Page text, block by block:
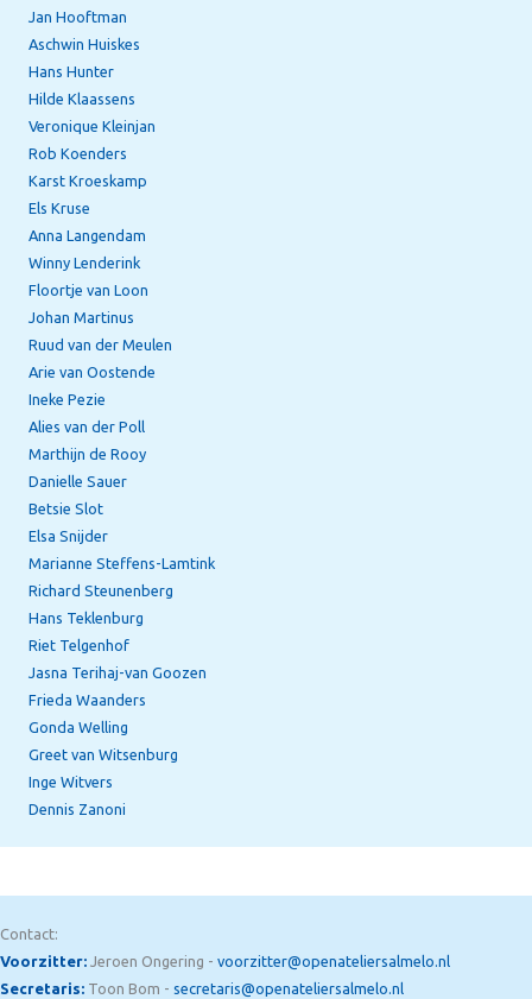
Jan Hooftman
Aschwin Huiskes
Hans Hunter
Hilde Klaassens
Veronique Kleinjan
Rob Koenders
Karst Kroeskamp
Els Kruse
Anna Langendam
Winny Lenderink
Floortje van Loon
Johan Martinus
Ruud van der Meulen
Arie van Oostende
Ineke Pezie
Alies van der Poll
Marthijn de Rooy
Danielle Sauer
Betsie Slot
Elsa Snijder
Marianne Steffens-Lamtink
Richard Steunenberg
Hans Teklenburg
Riet Telgenhof
Jasna Terihaj-van Goozen
Frieda Waanders
Gonda Welling
Greet van Witsenburg
Inge Witvers
Dennis Zanoni
Contact:
Voorzitter: Jeroen Ongering - voorzitter@openateliersalmelo.nl
Secretaris: Toon Bom - secretaris@openateliersalmelo.nl